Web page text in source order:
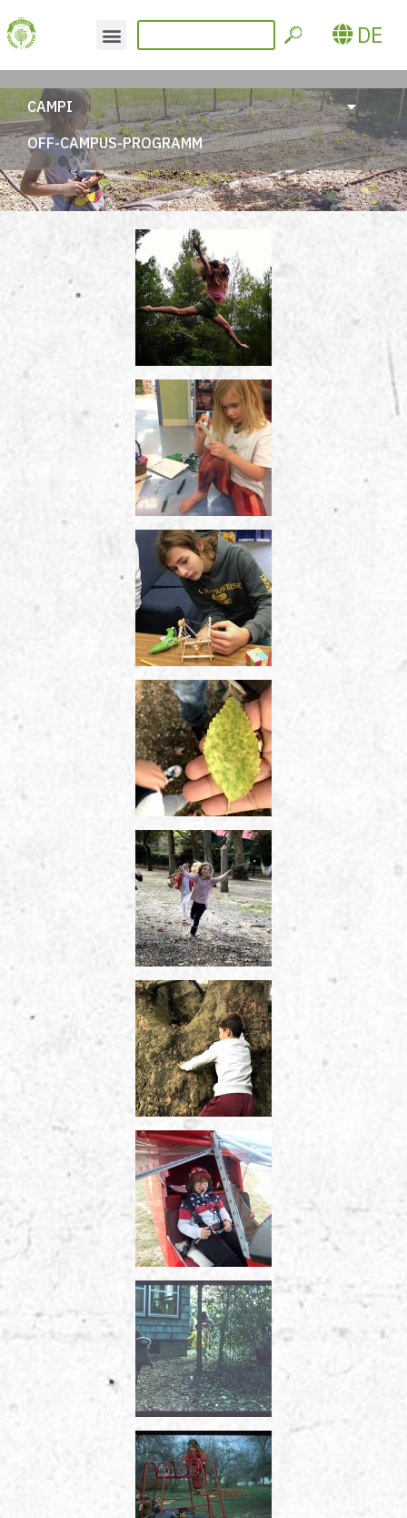
DE
CAMPI
OFF-CAMPUS-PROGRAMM